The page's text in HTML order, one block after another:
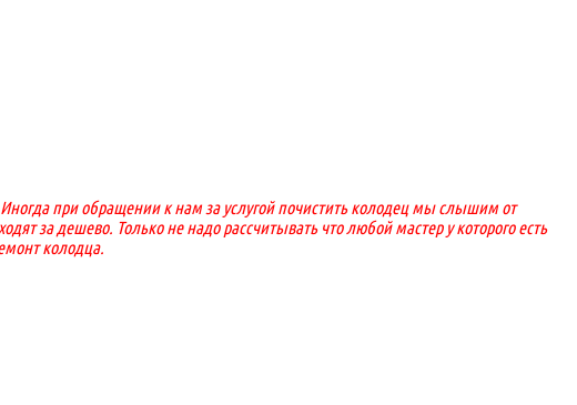
при обращении к нам за услугой почистить колодец мы слышим от
за дешево. Только не надо рассчитывать что любой мастер у которого есть
колодца.